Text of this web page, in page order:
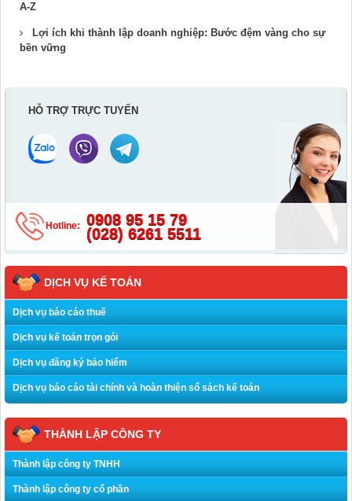
A-Z
Lợi ích khi thành lập doanh nghiệp: Bước đệm vàng cho sự
bền vững
HỖ TRỢ TRỰC TUYẾN
Hotline:
0908 95 15 79
(028) 6261 5511
DỊCH VỤ KẾ TOÁN
Dịch vụ báo cáo thuế
Dịch vụ kế toán trọn gói
Dịch vụ đăng ký bảo hiểm
Dịch vụ báo cáo tài chính và hoàn thiện sổ sách kế toán
THÀNH LẬP CÔNG TY
Thành lập công ty TNHH
Thành lập công ty cổ phần